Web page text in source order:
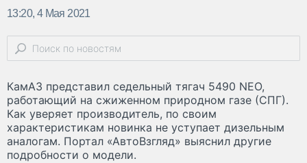
13:20, 4 Мая 2021
КамАЗ представил седельный тягач 5490 NEO,
работающий на сжиженном природном газе (СПГ).
Как уверяет производитель, по своим
характеристикам новинка не уступает дизельным
аналогам. Портал «АвтоВзгляд» выяснил другие
подробности о модели.